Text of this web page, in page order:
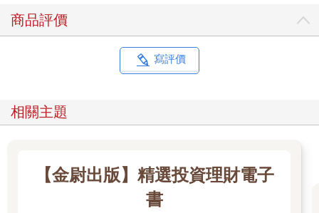
商品評價
寫評價
相關主題
【金尉出版】精選投資理財電子
書